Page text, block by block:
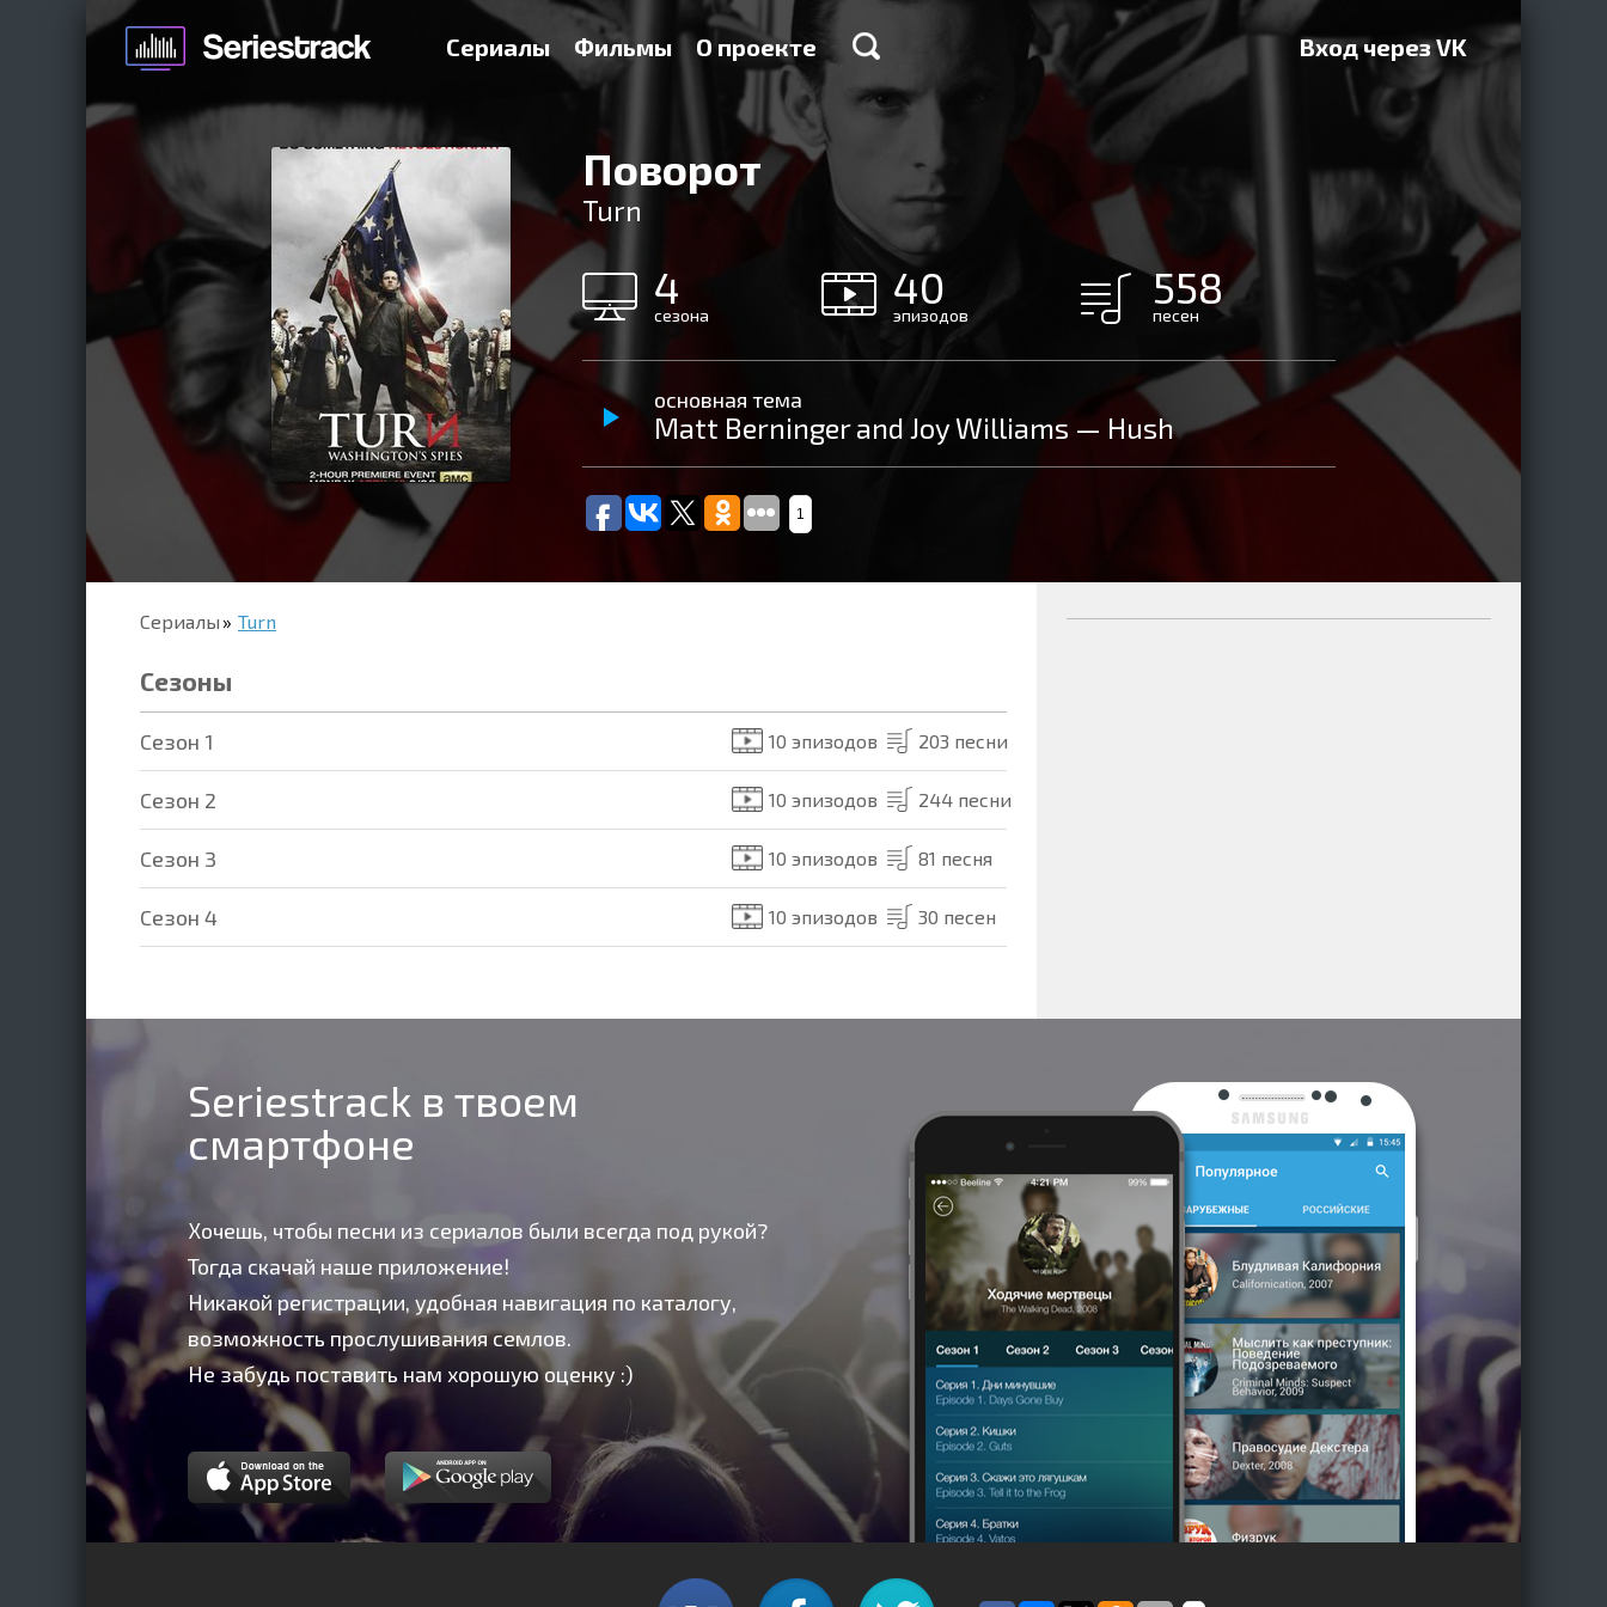
Сериалы Фильмы О проекте Вход через VK
Поворот
Turn
4
сезона
40
эпизодов
558
песен
основная тема
Matt Berninger and Joy Williams — Hush
1
Сериалы Turn
Сезоны
Cезон 1 10 эпизодов 203 песни
Cезон 2 10 эпизодов 244 песни
Cезон 3 10 эпизодов 81 песня
Cезон 4 10 эпизодов 30 песен
Seriestrack в твоем
смартфоне
Хочешь, чтобы песни из сериалов были всегда под рукой?
Тогда скачай наше приложение!
Никакой регистрации, удобная навигация по каталогу,
возможность прослушивания семлов.
Не забудь поставить нам хорошую оценку :)